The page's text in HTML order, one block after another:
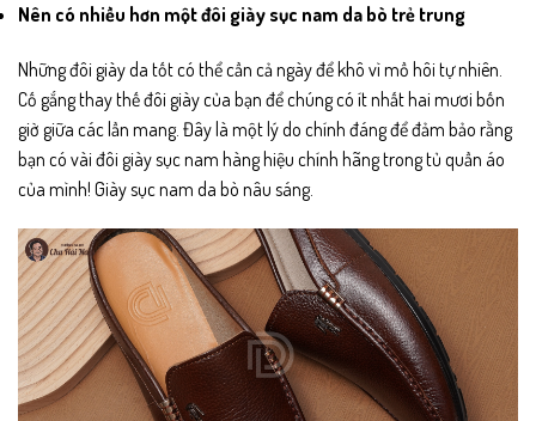
Nên có nhiều hơn một đôi giày sục nam da bò trẻ trung
Những đôi giày da tốt có thể cần cả ngày để khô vì mồ hôi tự nhiên.
Cố gắng thay thế đôi giày của bạn để chúng có ít nhất hai mươi bốn
giờ giữa các lần mang. Đây là một lý do chính đáng để đảm bảo rằng
bạn có vài đôi giày sục nam hàng hiệu chính hãng trong tủ quần áo
của mình! Giày sục nam da bò nâu sáng.